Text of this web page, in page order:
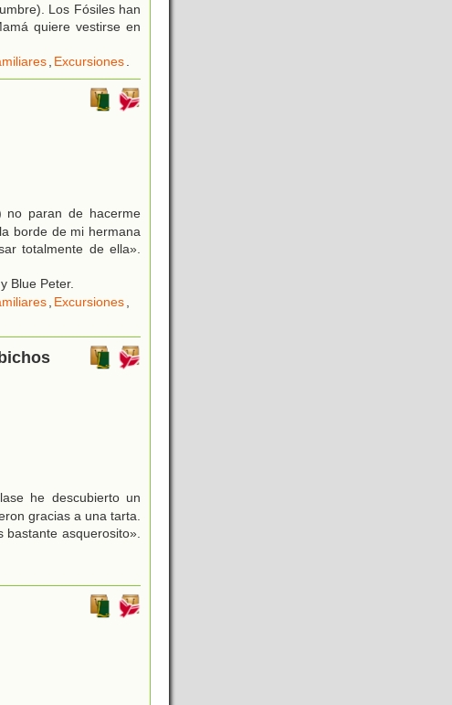
Los Fósiles han
quiere vestirse en
, Excursiones.
no paran de hacerme
borde de mi hermana
totalmente de ella».
Blue Peter.
, Excursiones,
he descubierto un
gracias a una tarta.
bastante asquerosito».